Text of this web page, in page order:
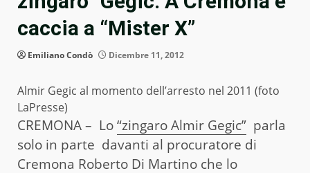
caccia a “Mister X”
Emiliano Condò Dicembre 11, 2012
Almir Gegic al momento dell’arresto nel 2011 (foto
LaPresse)
CREMONA – Lo“zingaro Almir Gegic” parla
solo in parte davanti al procuratore di
Cremona Roberto Di Martino che lo